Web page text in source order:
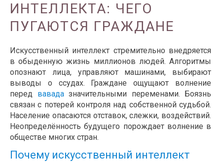
ИНТЕЛЛЕКТА: ЧЕГО
ПУГАЮТСЯ ГРАЖДАНЕ
Искусственный интеллект стремительно внедряется
в обыденную жизнь миллионов людей. Алгоритмы
опознают лица, управляют машинами, выбирают
выводы о ссудах. Граждане ощущают волнение
перед вавадазначительными переменами. Боязнь
связан с потерей контроля над собственной судьбой.
Население опасаются отставок, слежки, воздействий.
Неопределённость будущего порождает волнение в
обществе многих стран.
Почему искусственный интеллект